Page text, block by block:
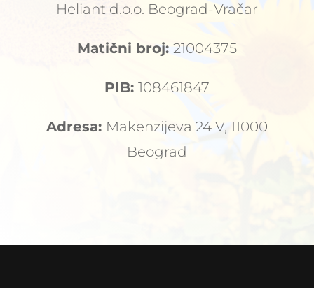
Heliant d.o.o. Beograd-Vračar
Matični broj: 21004375
PIB: 108461847
Adresa: Makenzijeva 24 V, 11000
Beograd